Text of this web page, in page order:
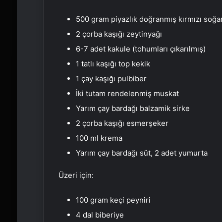
500 gram piyazlık doğranmış kırmızı
2 çorba kaşığı zeytinyağı
6-7 adet kakule (tohumları çıkarılmış)
1 tatlı kaşığı top kekik
1 çay kaşığı pulbiber
İki tutam rendelenmiş muskat
Yarım çay bardağı balzamik sirke
2 çorba kaşığı esmerşeker
100 ml krema
Yarım çay bardağı süt, 2 adet yumurta
Üzeri için:
100 gram keçi peyniri
4 dal biberiye